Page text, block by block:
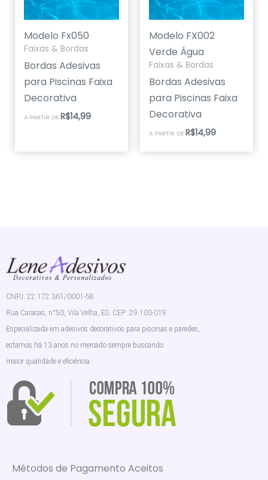
Modelo Fx050
Faixas & Bordas
Bordas Adesivas
para Piscinas Faixa
Decorativa
A PARTIR DE R$14,99
Modelo FX002
Verde Água
Faixas & Bordas
Bordas Adesivas
para Piscinas Faixa
Decorativa
A PARTIR DE R$14,99
CNPJ: 22.172.361/0001-58
Rua Caracas, n°50, Vila Velha, ES. CEP: 29.103-019.
Especializada em adesivos decorativos para piscinas e paredes,
estamos há 13 anos no mercado sempre buscando
maior qualidade e eficiência.
Métodos de Pagamento Aceitos